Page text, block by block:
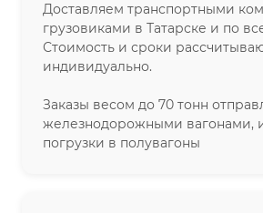
Доставляем транспортными
грузовиками в Татарске и по
Стоимость и сроки
индивидуально.
Заказы весом до 70 тонн
железнодорожными вагонами,
погрузки в полувагоны